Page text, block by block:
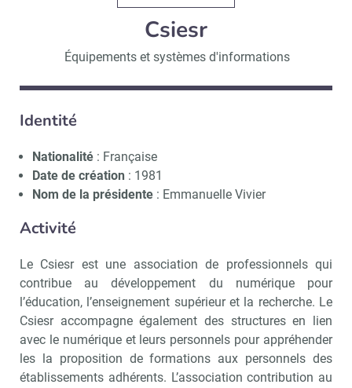
Csiesr
Équipements et systèmes d'informations
Identité
Nationalité: Française
Date de création : 1981
Nom de la présidente: Emmanuelle Vivier
Activité
Le Csiesr est une association de professionnels qui
contribue au développement du numérique pour
l’éducation, l’enseignement supérieur et la recherche. Le
Csiesr accompagne également des structures en lien
avec le numérique et leurs personnels pour appréhender
les la proposition de formations aux personnels des
établissements adhérents. L’association contribution au